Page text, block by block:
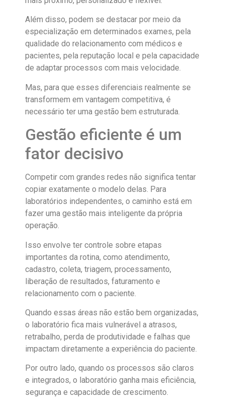
Além disso, podem se destacar por meio da
especialização em determinados exames, pela
qualidade do relacionamento com médicos e
pacientes, pela reputação local e pela capacidade
de adaptar processos com mais velocidade.
Mas, para que esses diferenciais realmente se
transformem em vantagem competitiva, é
necessário ter uma gestão bem estruturada.
Gestão eficiente é um
fator decisivo
Competir com grandes redes não significa tentar
copiar exatamente o modelo delas. Para
laboratórios independentes, o caminho está em
fazer uma gestão mais inteligente da própria
operação.
Isso envolve ter controle sobre etapas
importantes da rotina, como atendimento,
cadastro, coleta, triagem, processamento,
liberação de resultados, faturamento e
relacionamento com o paciente.
Quando essas áreas não estão bem organizadas,
o laboratório fica mais vulnerável a atrasos,
retrabalho, perda de produtividade e falhas que
impactam diretamente a experiência do paciente.
Por outro lado, quando os processos são claros
e integrados, o laboratório ganha mais eficiência,
segurança e capacidade de crescimento.